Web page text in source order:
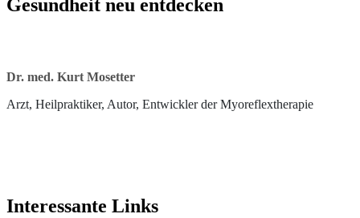
Gesundheit neu entdecken
Dr. med. Kurt Mosetter
Arzt, Heilpraktiker, Autor, Entwickler der Myoreflextherapie
Interessante Links